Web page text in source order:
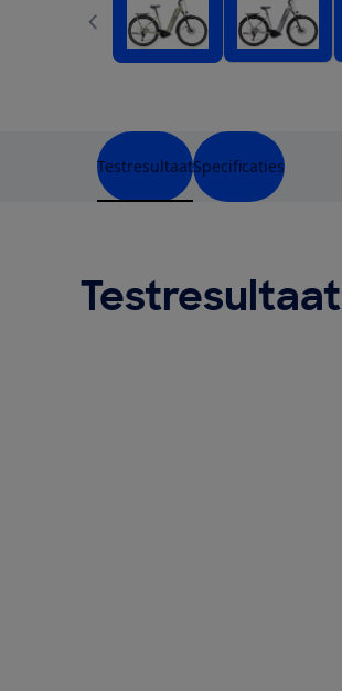
TestresultaatSpecificaties
Testresultaat